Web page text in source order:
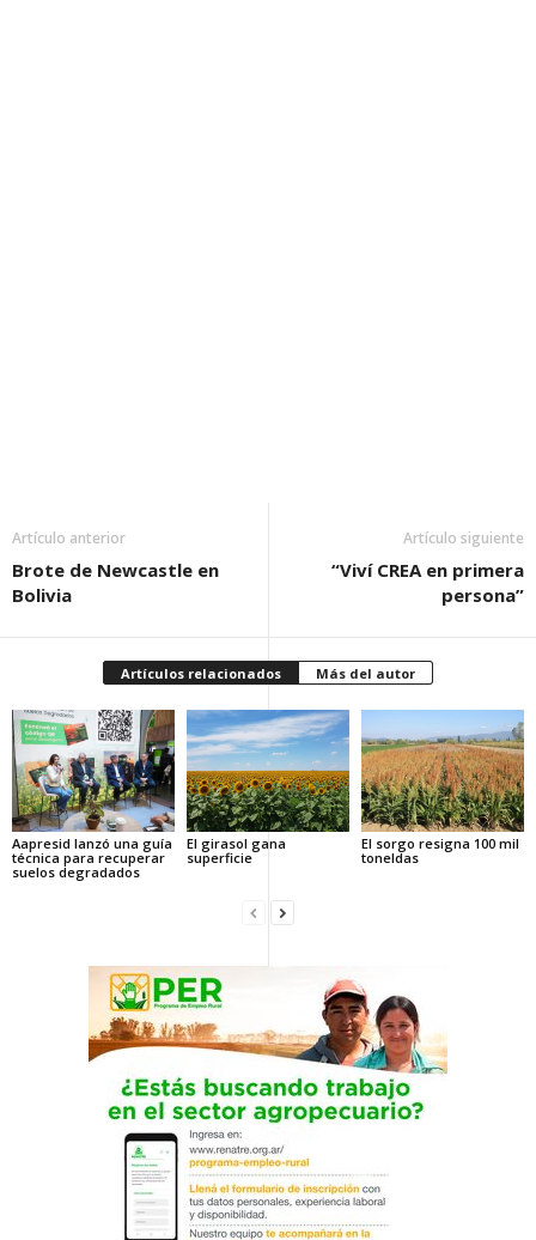
Artículo anterior
Brote de Newcastle en
Bolivia
Artículo siguiente
“Viví CREA en primera
persona”
Artículos relacionados Más del autor
Aapresid lanzó una guía
técnica para recuperar
suelos degradados
El girasol gana
superficie
El sorgo resigna 100 mil
toneldas